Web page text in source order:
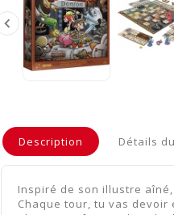

Description Détails
Inspiré de son illustre
Chaque tour, tu vas